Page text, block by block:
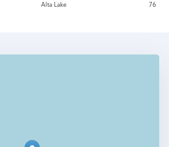
Alta Lake 76